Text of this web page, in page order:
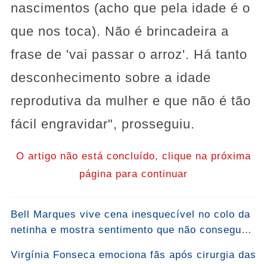
nascimentos (acho que pela idade é o
que nos toca). Não é brincadeira a
frase de 'vai passar o arroz'. Há tanto
desconhecimento sobre a idade
reprodutiva da mulher e que não é tão
fácil engravidar", prosseguiu.
O artigo não está concluído, clique na próxima
página para continuar
Bell Marques vive cena inesquecível no colo da
netinha e mostra sentimento que não consegue
Virgínia Fonseca emociona fãs após cirurgia das